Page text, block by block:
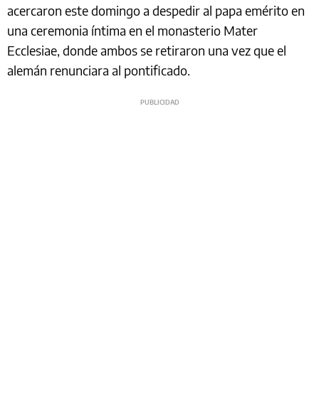
acercaron este domingo a despedir al papa emérito en
una ceremonia íntima en el monasterio Mater
Ecclesiae, donde ambos se retiraron una vez que el
alemán renunciara al pontificado.